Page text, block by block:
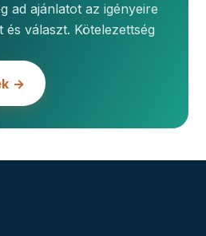
ad ajánlatot az igényeire
és választ. Kötelezettség
→